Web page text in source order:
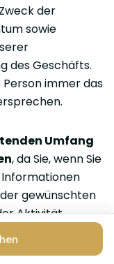
der
sowie
des Geschäfts.
immer das
Umfang
, da Sie, wenn Sie
gewünschten
Aktivität